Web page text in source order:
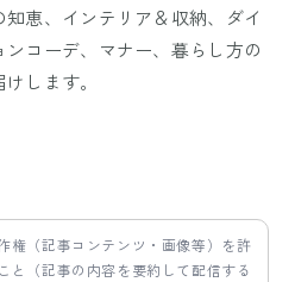
恵、インテリア＆収納、ダイ
コーデ、マナー、暮らし方の
します。
権（記事コンテンツ・画像等）を許
と（記事の内容を要約して配信する